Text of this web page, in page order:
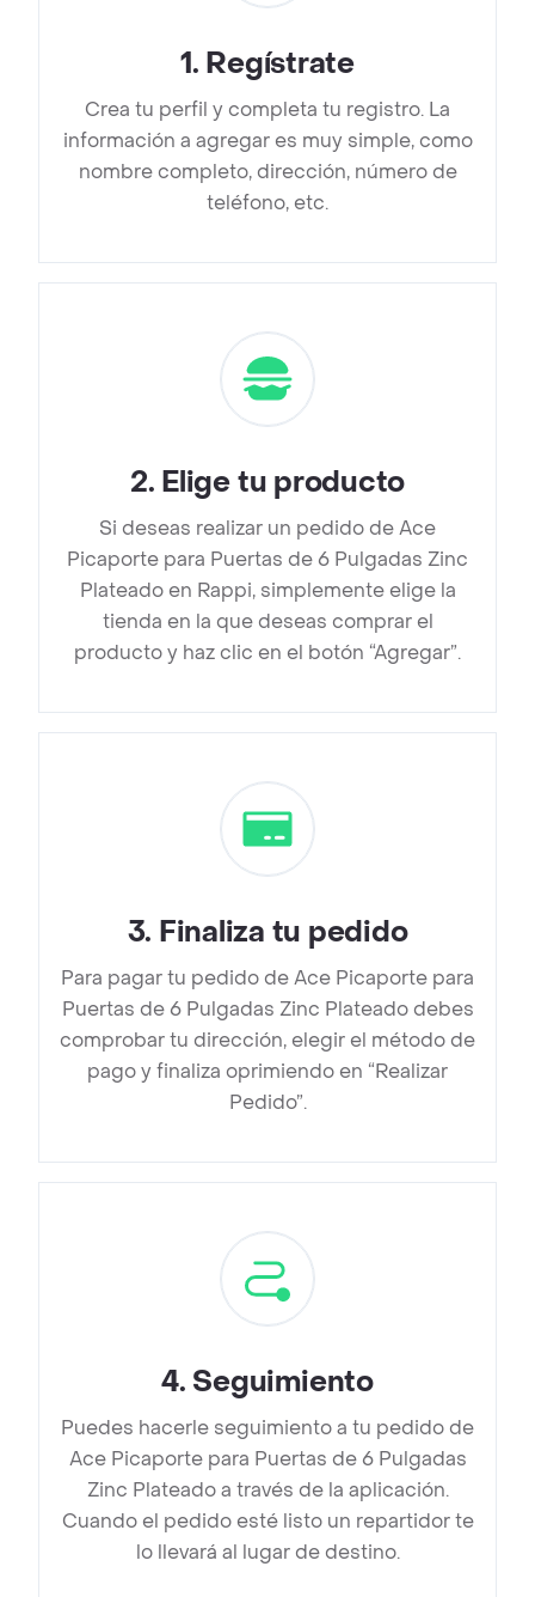
1. Regístrate
Crea tu perfil y completa tu registro. La
información a agregar es muy simple, como
nombre completo, dirección, número de
teléfono, etc.
2. Elige tu producto
Si deseas realizar un pedido de Ace
Picaporte para Puertas de 6 Pulgadas Zinc
Plateado en Rappi, simplemente elige la
tienda en la que deseas comprar el
producto y haz clic en el botón “Agregar”.
3. Finaliza tu pedido
Para pagar tu pedido de Ace Picaporte para
Puertas de 6 Pulgadas Zinc Plateado debes
comprobar tu dirección, elegir el método de
pago y finaliza oprimiendo en “Realizar
Pedido”.
4. Seguimiento
Puedes hacerle seguimiento a tu pedido de
Ace Picaporte para Puertas de 6 Pulgadas
Zinc Plateado a través de la aplicación.
Cuando el pedido esté listo un repartidor te
lo llevará al lugar de destino.